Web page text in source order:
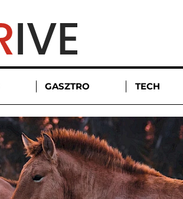
GASZTRO TECH